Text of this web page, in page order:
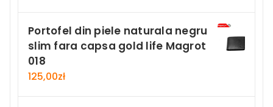
Portofel din piele naturala negru
slim fara capsa gold life Magrot
018
125,00zł